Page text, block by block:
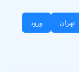
تهران ورود